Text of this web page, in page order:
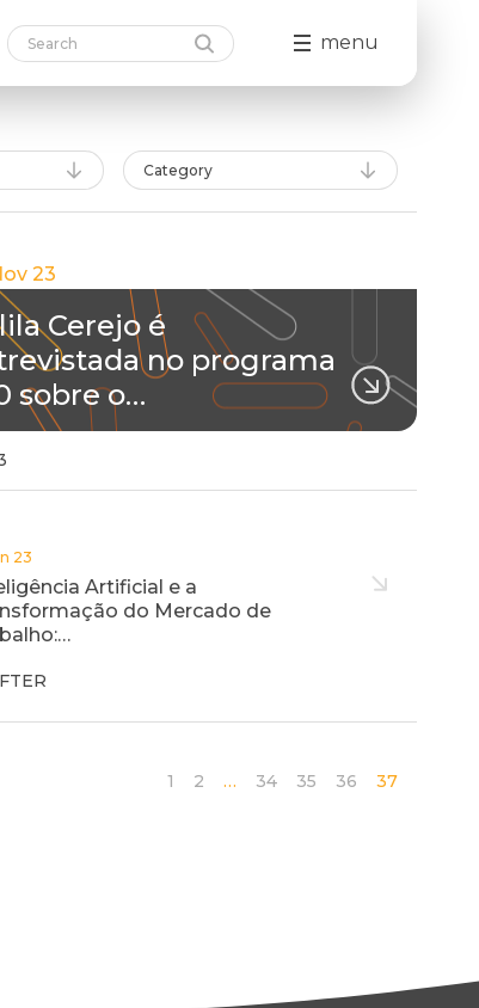
menu
Category
23
Cerejo é
no programa
sobre o…
23
Artificial e a
do Mercado de
1 2 … 34 35 36 37